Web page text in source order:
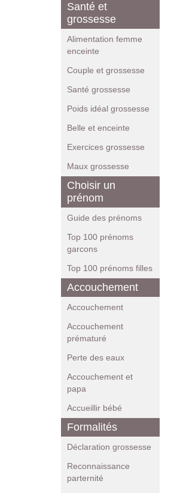
Santé et
grossesse
Alimentation femme
enceinte
Couple et grossesse
Santé grossesse
Poids idéal grossesse
Belle et enceinte
Exercices grossesse
Maux grossesse
Choisir un
prénom
Guide des prénoms
Top 100 prénoms
garcons
Top 100 prénoms filles
Accouchement
Accouchement
Accouchement
prématuré
Perte des eaux
Accouchement et
papa
Accueillir bébé
Formalités
Déclaration grossesse
Reconnaissance
parternité